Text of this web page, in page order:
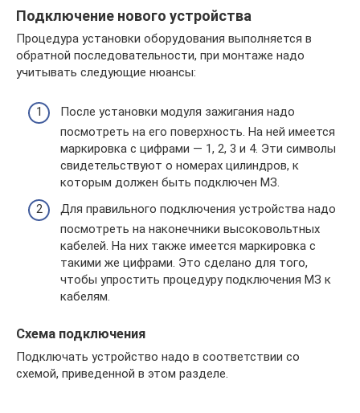
Подключение нового устройства
Процедура установки оборудования выполняется в
обратной последовательности, при монтаже надо
учитывать следующие нюансы:
После установки модуля зажигания надо
посмотреть на его поверхность. На ней имеется
маркировка с цифрами — 1, 2, 3 и 4. Эти символы
свидетельствуют о номерах цилиндров, к
которым должен быть подключен МЗ.
Для правильного подключения устройства надо
посмотреть на наконечники высоковольтных
кабелей. На них также имеется маркировка с
такими же цифрами. Это сделано для того,
чтобы упростить процедуру подключения МЗ к
кабелям.
Схема подключения
Подключать устройство надо в соответствии со
схемой, приведенной в этом разделе.